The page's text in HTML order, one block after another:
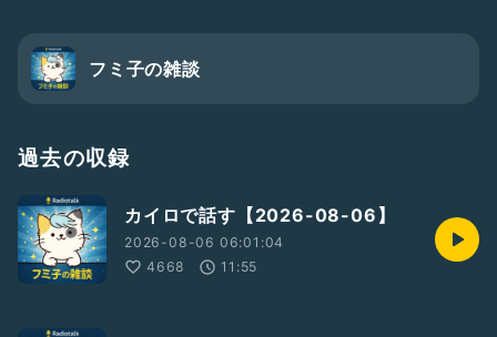
12/19 年末ぽい曲を弾く(天王寺)
12/20 JUGENレコ発(神戸元町)
12/21 MIKI弾こう会(西梅田)
#フミ子
フミ子の雑談
過去の収録
カイロで話す【2026-08-06】
2026-08-06 06:01:04
4668
11:55